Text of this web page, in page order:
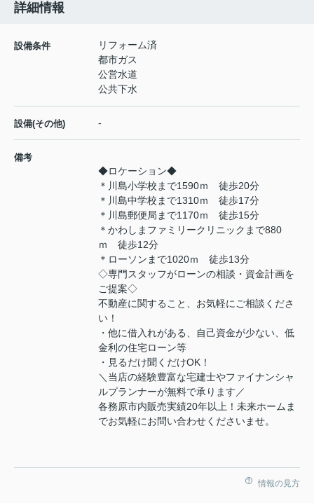
詳細情報
設備条件
リフォーム済
都市ガス
公営水道
公共下水
設備(その他) -
備考
◆ロケーション◆
＊川島小学校まで1590ｍ 徒歩20分
＊川島中学校まで1310ｍ 徒歩17分
＊川島郵便局まで1170ｍ 徒歩15分
＊かわしまファミリークリニックまで880
ｍ 徒歩12分
＊ローソンまで1020ｍ 徒歩13分
◇専門スタッフがローンの相談・資金計画を
ご提案◇
不動産に関すること、お気軽にご相談くださ
い！
・他に借入れがある、自己資金が少ない、低
金利の住宅ローン等
・見るだけ聞くだけOK！
＼当店の経験豊富な宅建士やファイナンシャ
ルプランナーが無料で承ります／
各務原市内販売実績20年以上！未来ホームま
でお気軽にお問い合わせくださいませ。
情報の見方